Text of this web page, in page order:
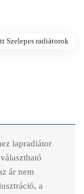
Szelepes radiátorok
lapradiátor
ár nem
a